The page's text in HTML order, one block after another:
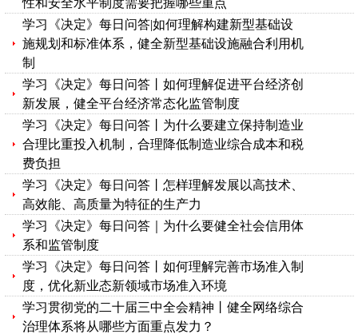
性和安全水平制度需要把握哪些重点
学习《决定》每日问答|如何理解构建新型基础设
施规划和标准体系，健全新型基础设施融合利用机
制
学习《决定》每日问答丨如何理解促进平台经济创
新发展，健全平台经济常态化监管制度
学习《决定》每日问答丨为什么要建立保持制造业
合理比重投入机制，合理降低制造业综合成本和税
费负担
学习《决定》每日问答丨怎样理解发展以高技术、
高效能、高质量为特征的生产力
学习《决定》每日问答｜为什么要健全社会信用体
系和监管制度
学习《决定》每日问答丨如何理解完善市场准入制
度，优化新业态新领域市场准入环境
学习贯彻党的二十届三中全会精神丨健全网络综合
治理体系将从哪些方面重点发力？